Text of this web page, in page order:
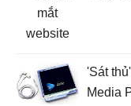
'Sát
Media